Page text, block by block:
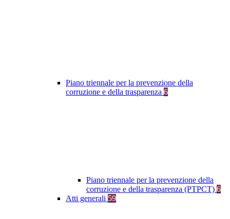
Piano triennale per la prevenzione della
corruzione e della trasparenza 6
Piano triennale per la prevenzione della
corruzione e della trasparenza (PTPCT) 6
Atti generali 59